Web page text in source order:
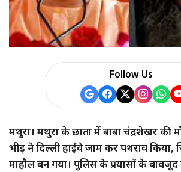
Follow Us
मथुरा। मथुरा के छाता में बाबा चंद्रशेखर की
भीड़ ने दिल्ली हाईवे जाम कर पथराव
माहौल बन गया। पुलिस के प्रयासों के बावजूद